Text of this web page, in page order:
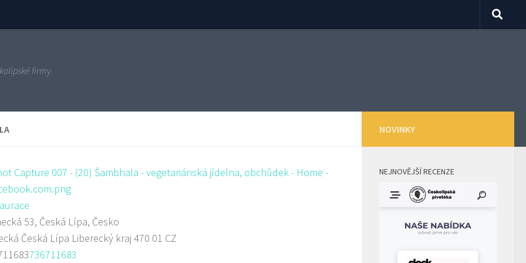
firmy
53, Česká Lípa, Česko
Česká Lípa Liberecký kraj 470 01 CZ
736711683
NOVINKY
NEJNOVĚJŠÍ RECENZE